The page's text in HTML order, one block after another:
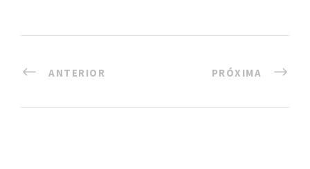
ANTERIOR PRÓXIMA